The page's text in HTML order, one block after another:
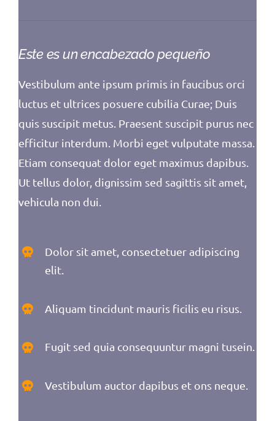
Este es un encabezado pequeño
Vestibulum ante ipsum primis in faucibus orci
luctus et ultrices posuere cubilia Curae; Duis
quis suscipit metus. Praesent suscipit purus nec
efficitur interdum. Morbi eget vulputate massa.
Etiam consequat dolor eget maximus dapibus.
Ut tellus dolor, dignissim sed sagittis sit amet,
vehicula non dui.
Dolor sit amet, consectetuer adipiscing
elit.
Aliquam tincidunt mauris ficilis eu risus.
Fugit sed quia consequuntur magni tusein.
Vestibulum auctor dapibus et ons neque.